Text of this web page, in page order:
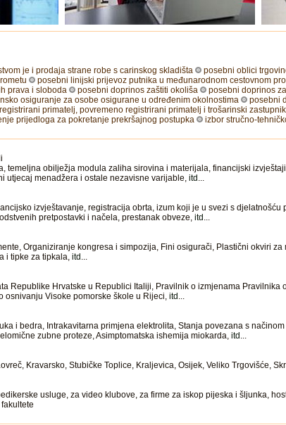
je i prodaja strane robe s carinskog skladišta
posebni oblici
posebni linijski prijevoz putnika u međunarodnom cestovnom
prava i sloboda
posebni doprinos zaštiti okoliša
posebni doprinos
osiguranje za osobe osigurane u određenim okolnostima
posebni
registrirani primatelj, povremeno registrirani primatelj i trošarinski zastupnik
prijedloga za pokretanje prekršajnog postupka izbor stručno-
temeljna obilježja modula zaliha sirovina i materijala, financijski
utjecaj menadžera i ostale nezavisne varijable, itd ...
izvještavanje, registracija obrta, izum koji je u svezi s
pretpostavki i načela, prestanak obveze, itd ...
Organiziranje kongresa i simpozija, Fini osigurači, Plastični okviri
i tipke za tipkala, itd ...
Republike Hrvatske u Republici Italiji, Pravilnik o izmjenama Pravilnika
osnivanju Visoke pomorske škole u Rijeci, itd ...
i bedra, Intrakavitarna primjena elektrolita, Stanja povezana s
zubne proteze, Asimptomatska ishemija miokarda, itd ...
Kravarsko, Stubičke Toplice, Kraljevica, Osijek, Veliko Trgovišće,
usluge, za video klubove, za firme za iskop pijeska i šljunka,